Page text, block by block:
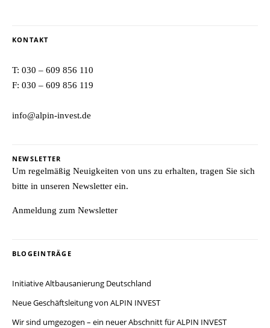
KONTAKT
T: 030 – 609 856 110
F: 030 – 609 856 119
info@alpin-invest.de
NEWSLETTER
Um regelmäßig Neuigkeiten von uns zu erhalten, tragen Sie sich
bitte in unseren Newsletter ein.
Anmeldung zum Newsletter
BLOGEINTRÄGE
Initiative Altbausanierung Deutschland
Neue Geschäftsleitung von ALPIN INVEST
Wir sind umgezogen – ein neuer Abschnitt für ALPIN INVEST